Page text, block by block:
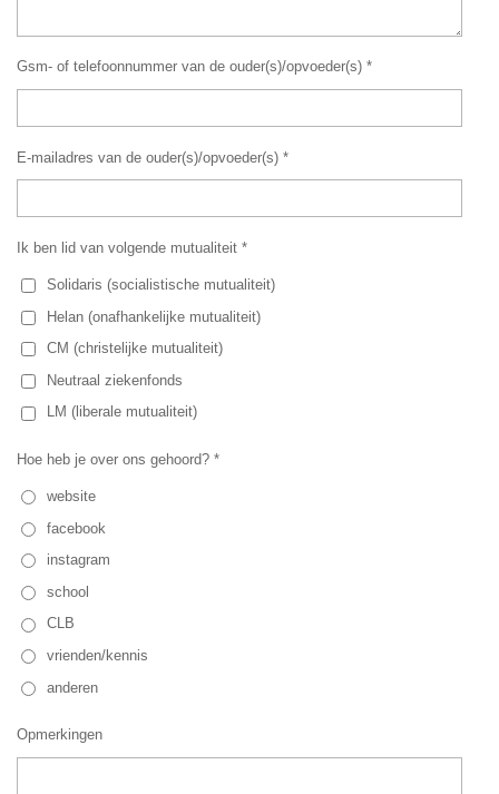
Gsm- of telefoonnummer van de ouder(s)/opvoeder(s) *
E-mailadres van de ouder(s)/opvoeder(s) *
Ik ben lid van volgende mutualiteit *
Solidaris (socialistische mutualiteit)
Helan (onafhankelijke mutualiteit)
CM (christelijke mutualiteit)
Neutraal ziekenfonds
LM (liberale mutualiteit)
Hoe heb je over ons gehoord? *
website
facebook
instagram
school
CLB
vrienden/kennis
anderen
Opmerkingen